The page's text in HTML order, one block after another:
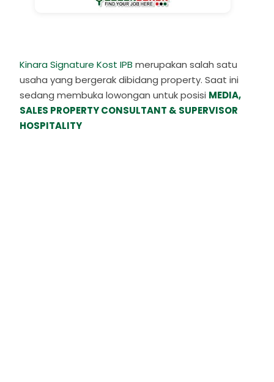
Kinara Signature Kost IPB merupakan salah satu
usaha yang bergerak dibidang property. Saat ini
sedang membuka lowongan untuk posisi MEDIA,
SALES PROPERTY CONSULTANT & SUPERVISOR
HOSPITALITY